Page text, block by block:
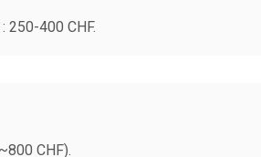
400 CHF.
CHF).